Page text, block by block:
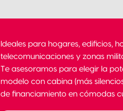
Ideales para hogares, edificios,
telecomunicaciones y zonas
Te asesoramos para elegir la
modelo con cabina (más
de financiamiento en cómodas